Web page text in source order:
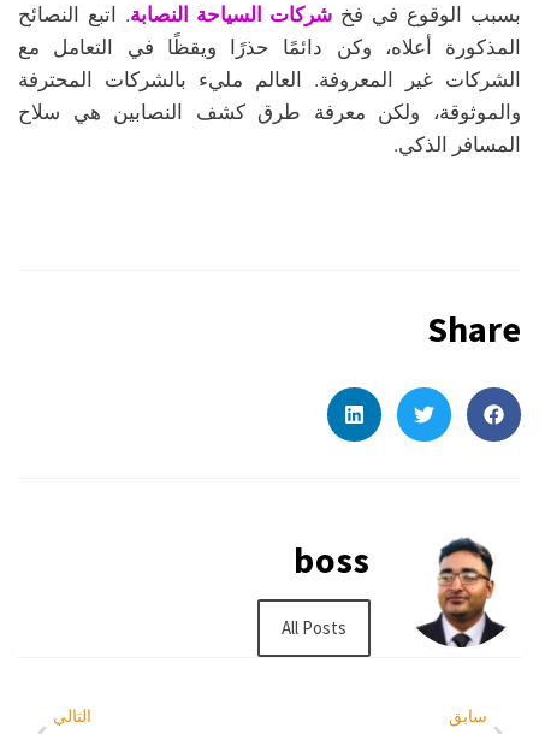
بسبب الوقوع في فخ شركات السياحة النصابة. اتبع النصائح
المذكورة أعلاه، وكن دائمًا حذرًا ويقظًا في التعامل مع
الشركات غير المعروفة. العالم مليء بالشركات المحترفة
والموثوقة، ولكن معرفة طرق كشف النصابين هي سلاح
المسافر الذكي.
Share
boss
All Posts
سابق التالي